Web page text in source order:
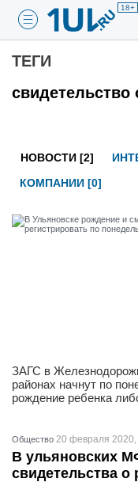
18+
ТЕГИ
свидетельство
НОВОСТИ [2]
КОМПАНИИ [0]
ЗАГС в
районах начнут по
рождение ребенка
Общество 20 февраля 2020,
В ульяновских
свидетельства